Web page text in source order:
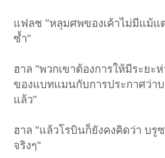
แฟลช "หลุมศพของเค้าไม่มีแม้แ
ซ้ำ"
ฮาล "พวกเขาต้องการให้มีระยะ
ของแบทแมนกับการประกาศว่าบ
แล้ว"
ฮาล "แล้วโรบินก็ยังคงคิดว่า บรู
จริงๆ"